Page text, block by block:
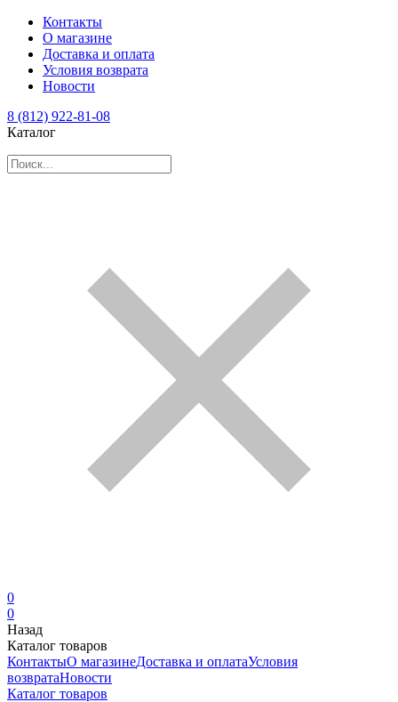
Контакты
О магазине
Доставка и оплата
Условия возврата
Новости
8 (812) 922-81-08
Каталог
0
0
Назад
Каталог товаров
КонтактыО магазинеДоставка и оплатаУсловия
возвратаНовости
Каталог товаров